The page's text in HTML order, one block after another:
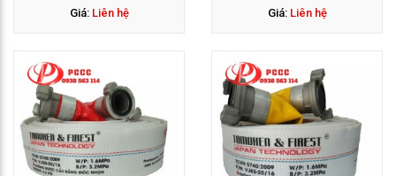
Giá: Liên hệ
Giá: Liên hệ
GỌI NGAY: 0938 563